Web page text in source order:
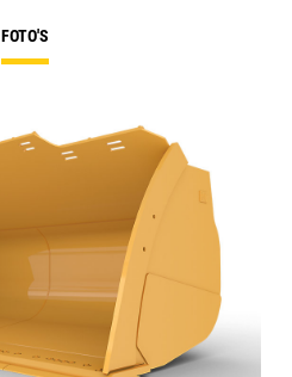
FOTO'S